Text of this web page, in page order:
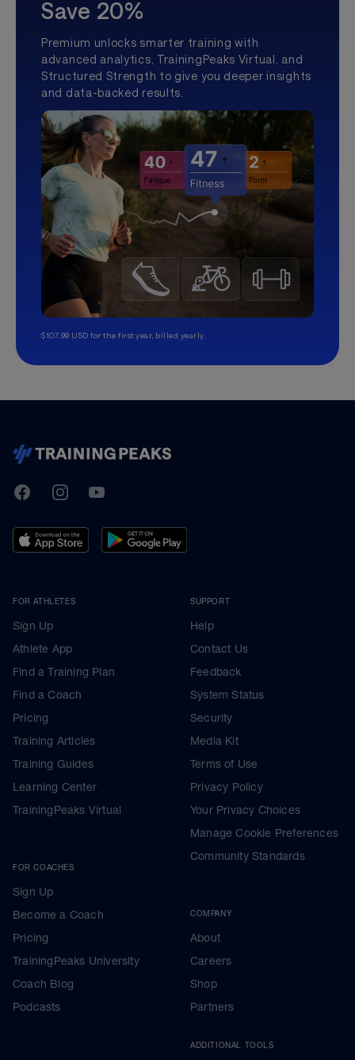
Save 20%
Premium unlocks smarter training with
advanced analytics, TrainingPeaks Virtual, and
Structured Strength to give you deeper insights
and data-backed results.
$107.99 USD for the first year, billed yearly.
TrainingPeaks
FacebookInstagramYoutube
FOR ATHLETES
Sign Up
Athlete App
Find a Training Plan
Find a Coach
Pricing
Training Articles
Training Guides
Learning Center
TrainingPeaks Virtual
FOR COACHES
Sign Up
Become a Coach
Pricing
TrainingPeaks University
Coach Blog
Podcasts
SUPPORT
Help
Contact Us
Feedback
System Status
Security
Media Kit
Terms of Use
Privacy Policy
Your Privacy Choices
Manage Cookie Preferences
Community Standards
COMPANY
About
Careers
Shop
Partners
ADDITIONAL TOOLS